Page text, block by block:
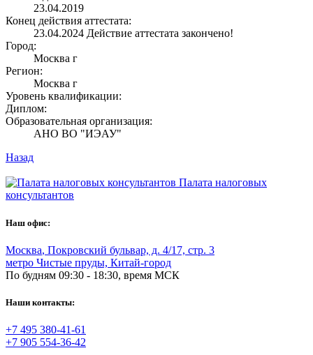
23.04.2019
Конец действия аттестата:
23.04.2024 Действие аттестата закончено!
Город:
Москва г
Регион:
Москва г
Уровень квалификации:
Диплом:
Образовательная организация:
АНО ВО "ИЭАУ"
Назад
Палата налоговых
консультантов
Наш офис:
Москва, Покровский бульвар, д. 4/17, стр. 3
метро Чистые пруды, Китай-город
По будням 09:30 - 18:30, время МСК
Наши контакты:
+7 495 380-41-61
+7 905 554-36-42